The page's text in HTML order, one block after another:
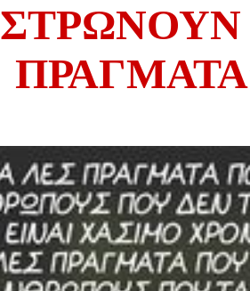
ΣΤΡΩΝΟΥΝ